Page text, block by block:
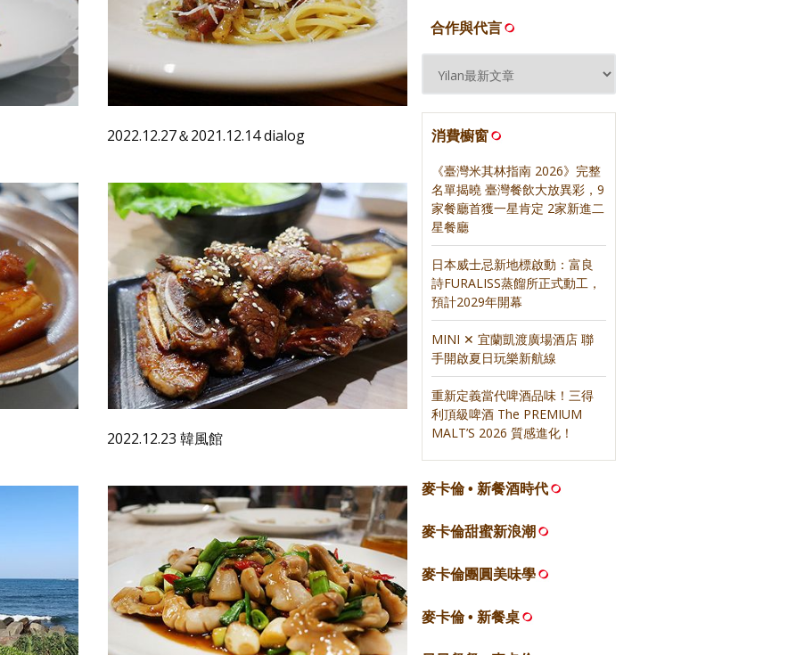
2022.12.27＆2021.12.14 dialog
2022.12.23 韓風館
合作與代言
消費櫥窗
《臺灣米其林指南 2026》完整
名單揭曉 臺灣餐飲大放異彩，9
家餐廳首獲一星肯定 2家新進二
星餐廳
日本威士忌新地標啟動：富良
詩FURALISS蒸餾所正式動工，
預計2029年開幕
MINI ✕ 宜蘭凱渡廣場酒店 聯
手開啟夏日玩樂新航線
重新定義當代啤酒品味！三得
利頂級啤酒 The PREMIUM
MALT’S 2026 質感進化！
麥卡倫 • 新餐酒時代
麥卡倫甜蜜新浪潮
麥卡倫團圓美味學
麥卡倫 • 新餐桌